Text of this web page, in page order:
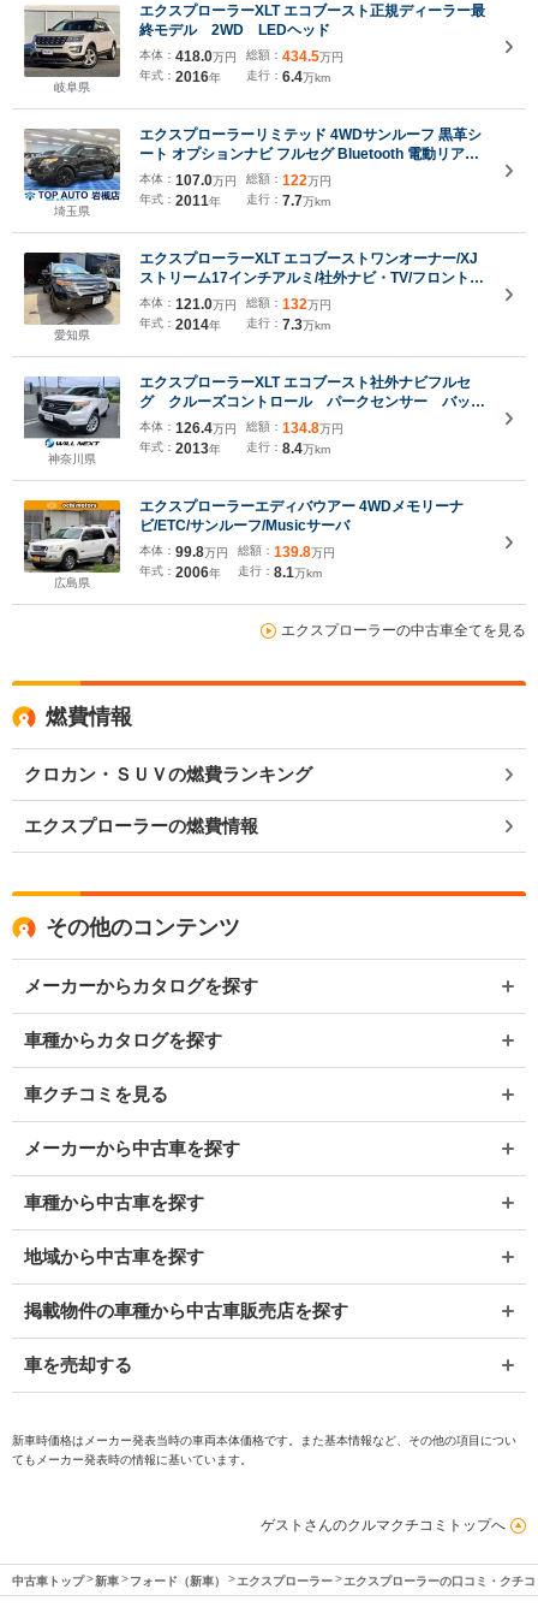
岐阜県
エクスプローラーXLT エコブースト正規ディーラー最
終モデル 2WD LEDヘッド
本体： 418.0万円
年式： 2016年
総額： 434.5万円
走行： 6.4万km
埼玉県
エクスプローラーリミテッド 4WDサンルーフ 黒革シ
ート オプションナビ フルセグ Bluetooth 電動リアゲ
ート フロント・サイド・バックカメラ ETC 障害物ソ
ナー クルーズコントロール シートヒータークーラー
ドラレコ 18インチアルミ ユーザー買取
本体： 107.0万円
年式： 2011年
総額： 122万円
走行： 7.7万km
愛知県
エクスプローラーXLT エコブーストワンオーナー/XJ
ストリーム17インチアルミ/社外ナビ・TV/フロント&
サイド&バックカメラ/ETC
本体： 121.0万円
年式： 2014年
総額： 132万円
走行： 7.3万km
神奈川県
エクスプローラーXLT エコブースト社外ナビフルセ
グ クルーズコントロール パークセンサー バック
カメラ レザーシート Bluetooth ETC
本体： 126.4万円
年式： 2013年
総額： 134.8万円
走行： 8.4万km
広島県
エクスプローラーエディバウアー 4WDメモリーナ
ビ/ETC/サンルーフ/Musicサーバ
本体： 99.8万円
年式： 2006年
総額： 139.8万円
走行： 8.1万km
エクスプローラーの中古車全てを見る
燃費情報
クロカン・ＳＵＶの燃費ランキング
エクスプローラーの燃費情報
その他のコンテンツ
メーカーからカタログを探す
車種からカタログを探す
車クチコミを見る
メーカーから中古車を探す
車種から中古車を探す
地域から中古車を探す
掲載物件の車種から中古車販売店を探す
車を売却する
新車時価格はメーカー発表当時の車両本体価格です。また基本情報など、その他の項目につい
てもメーカー発表時の情報に基いています。
ゲストさんのクルマクチコミトップへ
中古車トップ 新車 フォード（新車） エクスプローラー エクスプローラーの口コミ・クチ